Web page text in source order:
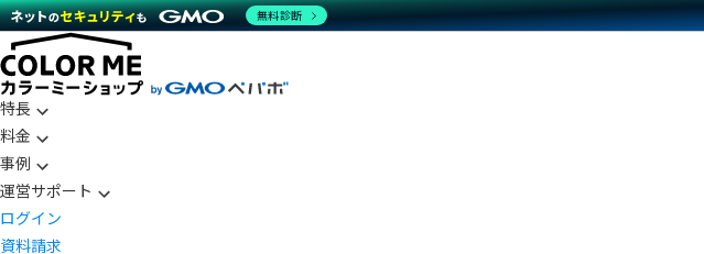
特長
料金
事例
運営サポート
ログイン
資料請求
無料診断